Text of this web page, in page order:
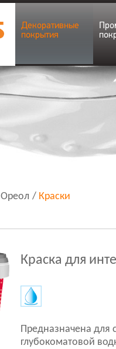
Декоративные
покрытия
Ореол / Краски
Краска для
Предназначена для
глубокоматовой